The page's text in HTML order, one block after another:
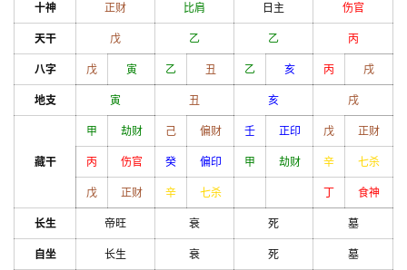
十神 正财 比肩 日主 伤官
天干 戊 乙 乙 丙
八字 戊 寅 乙 丑 乙 亥 丙 戌
地支 寅 丑 亥 戌
藏干
甲 劫财 己 偏财 壬 正印 戊 正财
丙 伤官 癸 偏印 甲 劫财 辛 七杀
戊 正财 辛 七杀 丁 食神
长生 帝旺 衰 死 墓
自坐 长生 衰 死 墓